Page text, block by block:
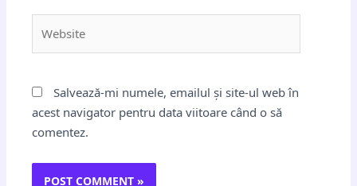
Salvează-mi numele, emailul și site-ul web în
acest navigator pentru data viitoare când o să
comentez.